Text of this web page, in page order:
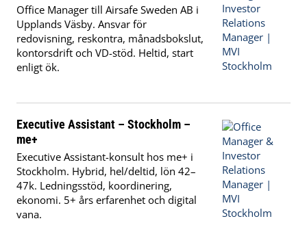
Office Manager till Airsafe Sweden AB i
Upplands Väsby. Ansvar för
redovisning, reskontra, månadsbokslut,
kontorsdrift och VD-stöd. Heltid, start
enligt ök.
Executive Assistant – Stockholm –
me+
Executive Assistant-konsult hos me+ i
Stockholm. Hybrid, hel/deltid, lön 42–
47k. Ledningsstöd, koordinering,
ekonomi. 5+ års erfarenhet och digital
vana.